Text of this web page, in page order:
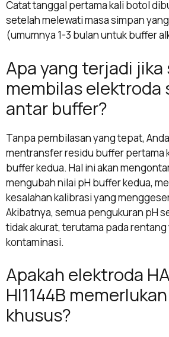
Catat tanggal pertama kali botol
setelah melewati masa simpan
(umumnya 1-3 bulan untuk buffer
Apa yang terjadi jika
membilas elektroda
antar buffer?
Tanpa pembilasan yang tepat,
mentransfer residu buffer pertama
buffer kedua. Hal ini akan
mengubah nilai pH buffer kedua,
kesalahan kalibrasi yang
Akibatnya, semua pengukuran pH
tidak akurat, terutama pada
kontaminasi.
Apakah elektroda
HI1144B
khusus?